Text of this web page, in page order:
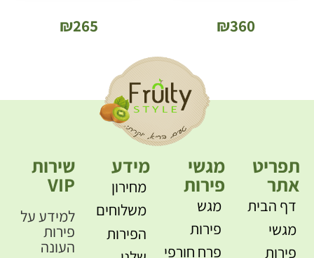
₪360
₪265
תפריט
אתר
דף הבית
מגשי
פירות
מגשי
פירות
מגש
פירות
פרח חורפי
מידע
מחירון
משלוחים
הפירות
שירות
VIP
למידע על
פירות
העונה